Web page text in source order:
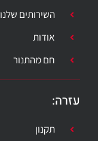
השירותים שלנו
אודות
חם מהתנור
עזרה​:
תקנון